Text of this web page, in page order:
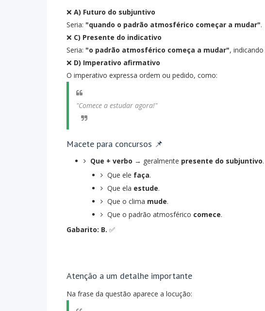
❌ A) Futuro do subjuntivo
Seria: "quando o padrão atmosférico começar a mudar".
❌ C) Presente do indicativo
Seria: "o padrão atmosférico começa a mudar",
❌ D) Imperativo afirmativo
O imperativo expressa ordem ou pedido, como:
"Comece a estudar agora!"
Macete para concursos 📌
Que + verbo → geralmente presente do subjuntivo.
Que ele faça.
Que ela estude.
Que o clima mude.
Que o padrão atmosférico comece.
Gabarito: B. ✅
Atenção a um detalhe importante
Na frase da questão aparece a locução: